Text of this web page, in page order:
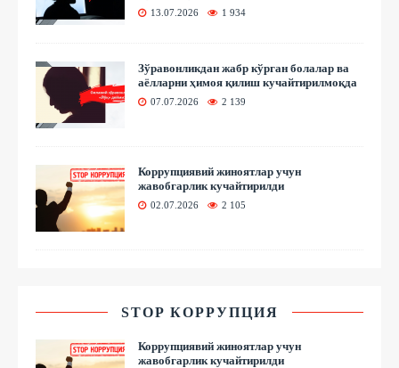
13.07.2026 1 934
Зўравонликдан жабр кўрган болалар ва
аёлларни ҳимоя қилиш кучайтирилмоқда
07.07.2026 2 139
Коррупциявий жиноятлар учун
жавобгарлик кучайтирилди
02.07.2026 2 105
STOP КОРРУПЦИЯ
Коррупциявий жиноятлар учун
жавобгарлик кучайтирилди